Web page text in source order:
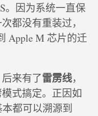
。因为系统一直保
都没有重装过，
Apple M 芯片的迁
来有了雷雳线，
式搞定。正因如
都可以溯源到